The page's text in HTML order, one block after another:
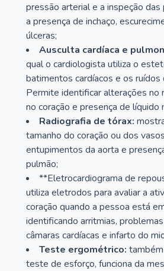
pressão arterial e a inspeção das
a presença de inchaço,
úlceras;
Ausculta cardíaca e
qual o cardiologista utiliza o
batimentos cardíacos e os ruídos
Permite identificar alterações no
no coração e presença de líquido
Radiografia de tórax:
tamanho do coração ou dos
entupimentos da aorta e
pulmão;
**Eletrocardiograma de
utiliza eletrodos para avaliar a
coração quando a pessoa está
identificando arritmias,
câmaras cardíacas e infarto do
Teste ergométrico:
teste de esforço, funciona da